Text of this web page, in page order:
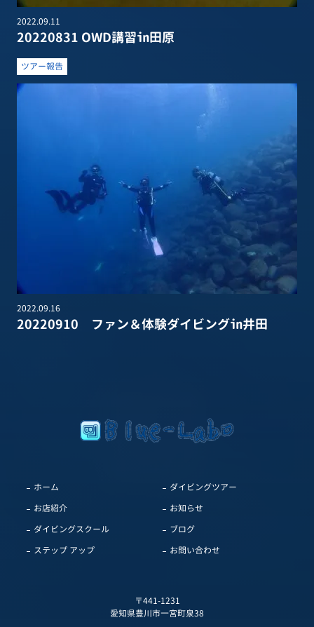
2022.09.11
20220831 OWD講習㏌田原
ツアー報告
2022.09.16
20220910 ファン＆体験ダイビング㏌井田
ホーム
お店紹介
ダイビングスクール
ステップ アップ
ダイビングツアー
お知らせ
ブログ
お問い合わせ
〒441-1231
愛知県豊川市一宮町泉38